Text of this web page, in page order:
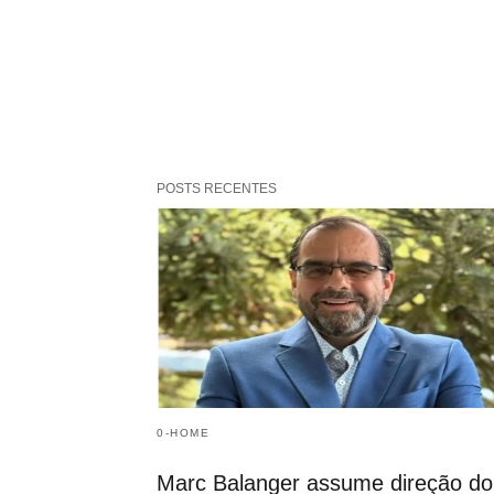
POSTS RECENTES
0-HOME
Marc Balanger assume direção do